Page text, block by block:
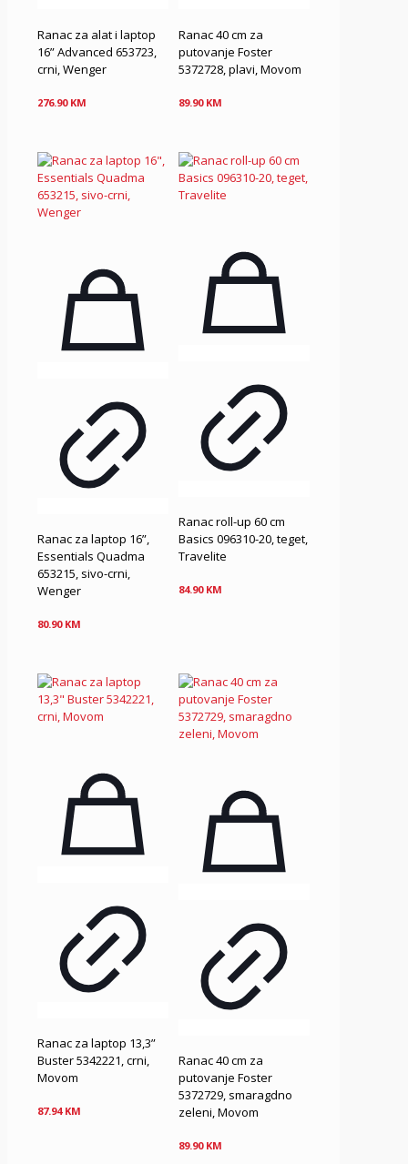
Ranac za alat i laptop
16” Advanced 653723,
crni, Wenger
276.90 KM
Ranac 40 cm za
putovanje Foster
5372728, plavi, Movom
89.90 KM
Ranac za laptop 16”,
Essentials Quadma
653215, sivo-crni,
Wenger
80.90 KM
Ranac roll-up 60 cm
Basics 096310-20, teget,
Travelite
84.90 KM
Ranac za laptop 13,3”
Buster 5342221, crni,
Movom
87.94 KM
Ranac 40 cm za
putovanje Foster
5372729, smaragdno
zeleni, Movom
89.90 KM